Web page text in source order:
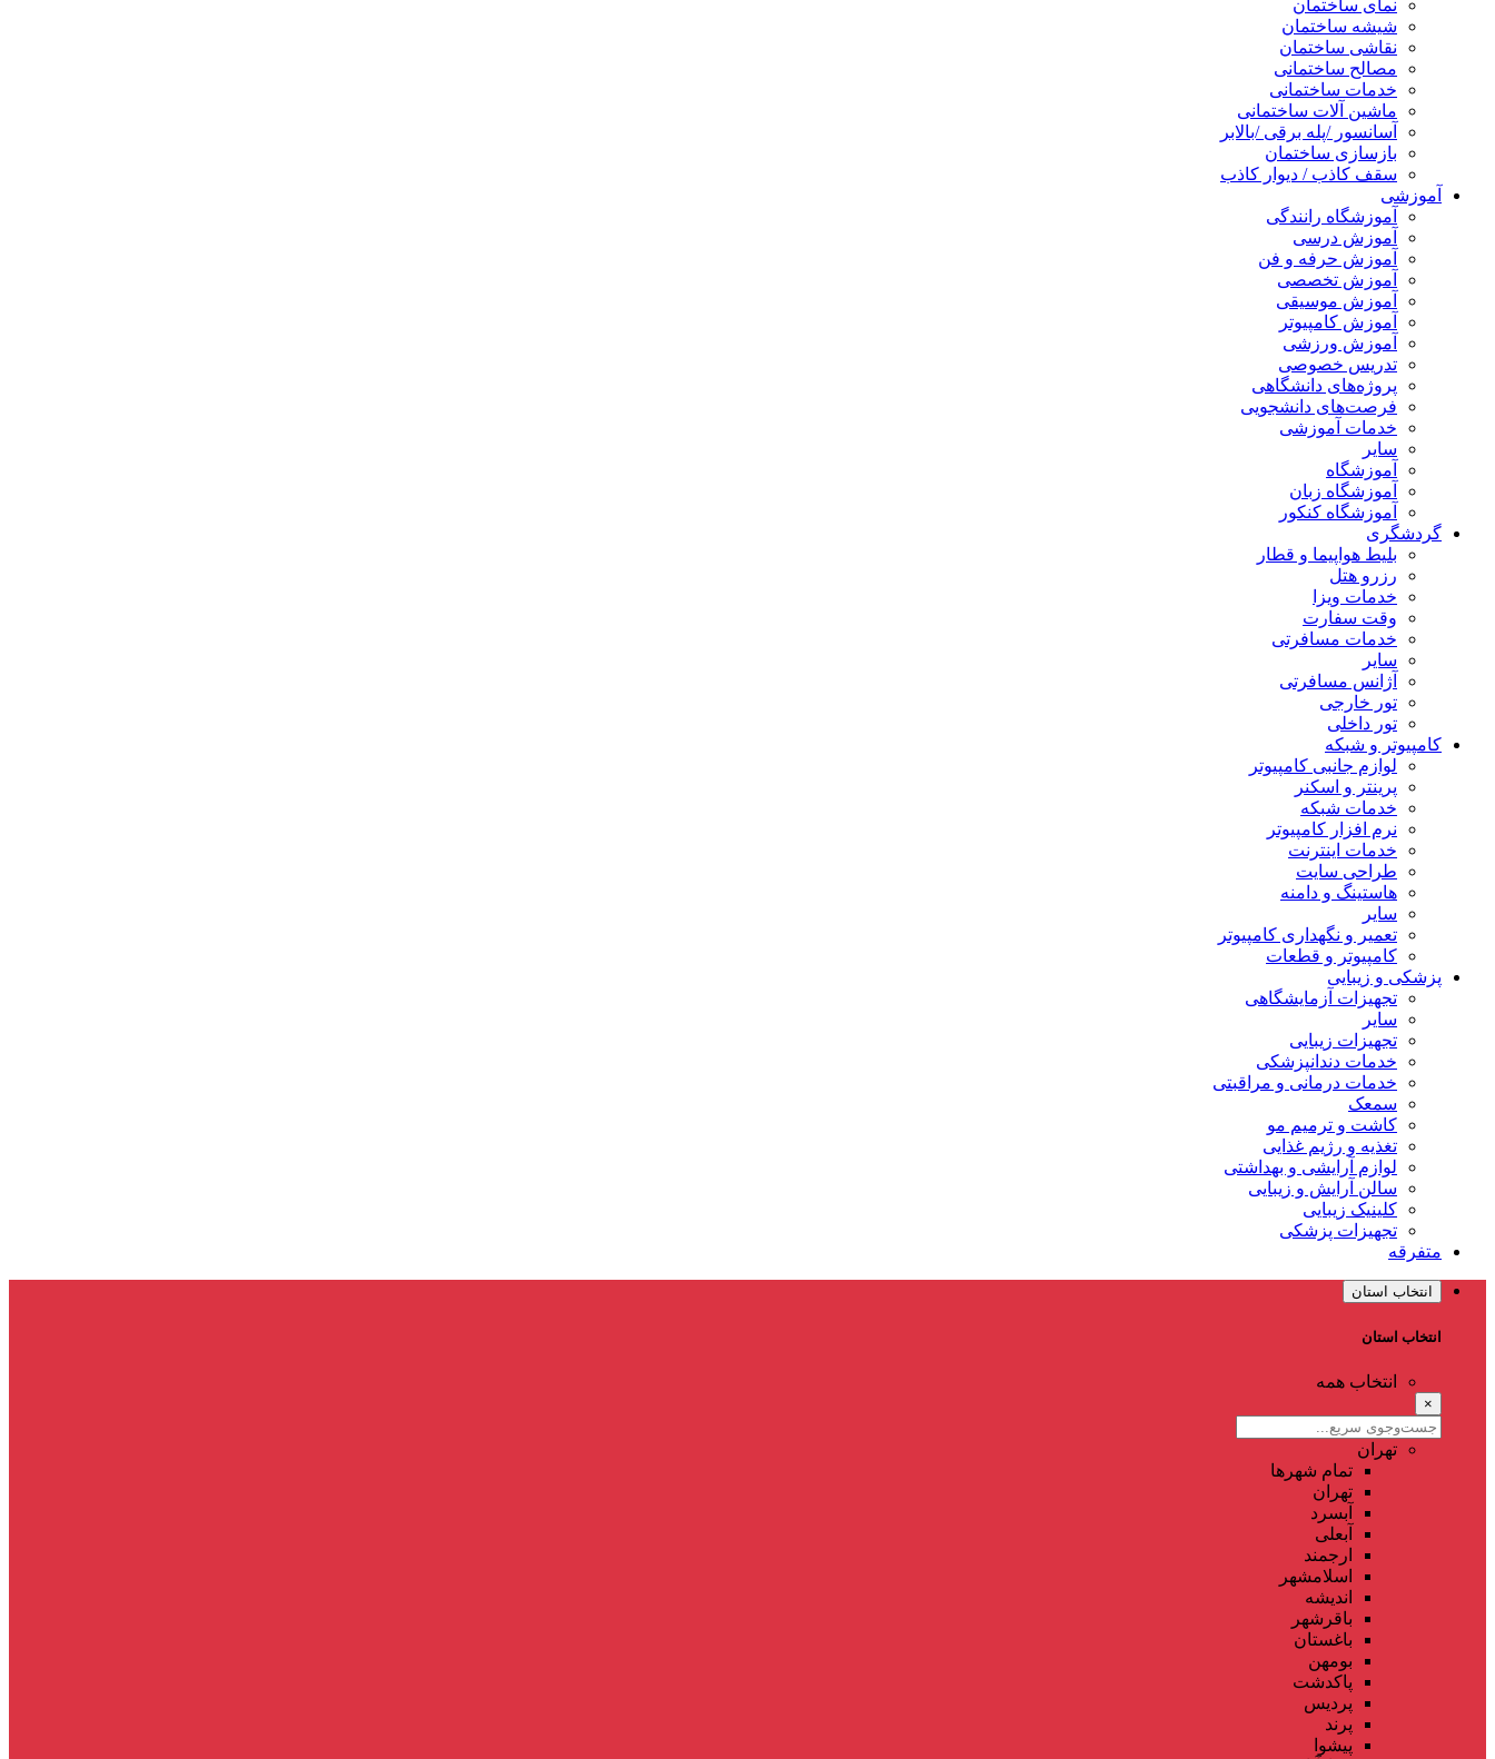
نمای ساختمان
شیشه ساختمان
نقاشی ساختمان
مصالح ساختمانی
خدمات ساختمانی
ماشین آلات ساختمانی
آسانسور /پله برقی /بالابر
بازسازی ساختمان
سقف کاذب / دیوار کاذب
آموزشی
آموزشگاه رانندگی
آموزش درسی
آموزش حرفه و فن
آموزش تخصصی
آموزش موسیقی
آموزش کامپیوتر
آموزش ورزشی
تدریس خصوصی
پروژه‌های دانشگاهی
فرصت‌های دانشجویی
خدمات آموزشی
سایر
آموزشگاه
آموزشگاه زبان
آموزشگاه کنکور
گردشگری
بلیط هواپیما و قطار
رزرو هتل
خدمات ویزا
وقت سفارت
خدمات مسافرتی
سایر
آژانس مسافرتی
تور خارجی
تور داخلی
کامپیوتر و شبکه
لوازم جانبی کامپیوتر
پرینتر و اسکنر
خدمات شبکه
نرم افزار کامپیوتر
خدمات اینترنت
طراحی سایت
هاستینگ و دامنه
سایر
تعمیر و نگهداری کامپیوتر
کامپیوتر و قطعات
پزشکی و زیبایی
تجهیزات آزمایشگاهی
سایر
تجهیزات زیبایی
خدمات دندانپزشکی
خدمات درمانی و مراقبتی
سمعک
کاشت و ترمیم مو
تغذیه و رژیم غذایی
لوازم آرایشی و بهداشتی
سالن آرایش و زیبایی
کلینیک زیبایی
تجهیزات پزشکی
متفرقه
انتخاب استان
انتخاب استان
انتخاب همه
×
تهران
تمام شهر‌ها
تهران
آبسرد
آبعلی
ارجمند
اسلامشهر
اندیشه
باقرشهر
باغستان
بومهن
پاکدشت
پردیس
پرند
پیشوا